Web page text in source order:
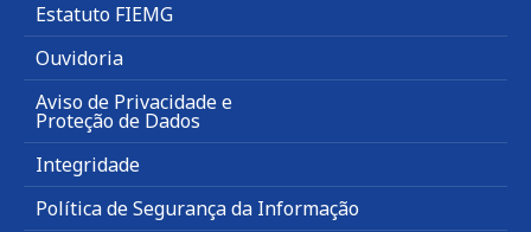
Estatuto FIEMG
Ouvidoria
Aviso de Privacidade e
Proteção de Dados
Integridade
Política de Segurança da Informação